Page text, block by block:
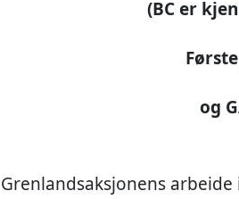
(BC er
og
Grenlandsaksjonens